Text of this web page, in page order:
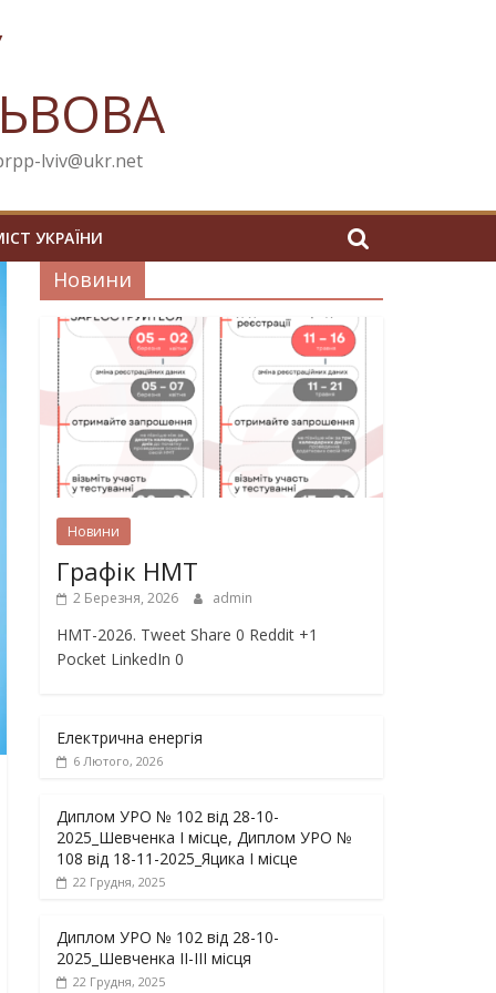
lviv@ukr.net
УКРАЇНИ
Новини
Новини
Графік НМТ
2 Березня, 2026 admin
НМТ-2026. Tweet Share 0 Reddit +1
Pocket LinkedIn 0
Електрична енергія
6 Лютого, 2026
Диплом УРО № 102 від 28-10-
2025_Шевченка І місце, Диплом УРО №
108 від 18-11-2025_Яцика І місце
22 Грудня, 2025
Диплом УРО № 102 від 28-10-
2025_Шевченка ІІ-ІІІ місця
22 Грудня, 2025